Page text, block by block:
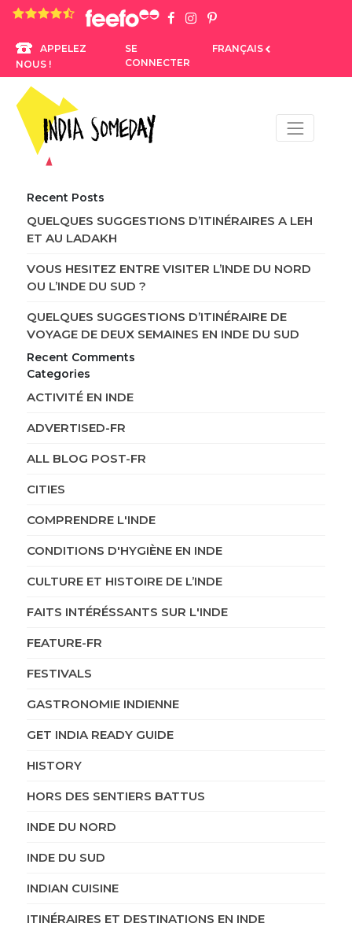
4.8 rating based on 1,234 ratings
APPELEZ
NOUS !
SE
CONNECTER
FRANÇAIS
Recent Posts
QUELQUES SUGGESTIONS D’ITINÉRAIRES A LEH
ET AU LADAKH
VOUS HESITEZ ENTRE VISITER L’INDE DU NORD
OU L’INDE DU SUD ?
QUELQUES SUGGESTIONS D’ITINÉRAIRE DE
VOYAGE DE DEUX SEMAINES EN INDE DU SUD
Recent Comments
Categories
ACTIVITÉ EN INDE
ADVERTISED-FR
ALL BLOG POST-FR
CITIES
COMPRENDRE L'INDE
CONDITIONS D'HYGIÈNE EN INDE
CULTURE ET HISTOIRE DE L’INDE
FAITS INTÉRÉSSANTS SUR L'INDE
FEATURE-FR
FESTIVALS
GASTRONOMIE INDIENNE
GET INDIA READY GUIDE
HISTORY
HORS DES SENTIERS BATTUS
INDE DU NORD
INDE DU SUD
INDIAN CUISINE
ITINÉRAIRES ET DESTINATIONS EN INDE